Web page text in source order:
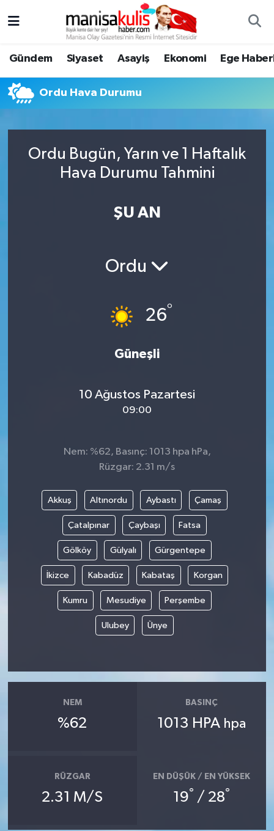
Gündem Siyaset Asayiş Ekonomi Ege
Ordu Hava Durumu
Ordu Bugün, Yarın ve 1 Haftalık
Hava Durumu Tahmini
ŞU AN
Ordu
26°
Güneşli
10 Ağustos Pazartesi
09:00
Nem: %62, Basınç: 1013 hpa hPa,
Rüzgar: 2.31 m/s
Akkuş Altınordu Aybastı Çamaş
Çatalpınar Çaybaşı Fatsa
Gölköy Gülyalı Gürgentepe
İkizce Kabadüz Kabataş Korgan
Kumru Mesudiye Perşembe
Ulubey Ünye
NEM
%62
BASINÇ
1013 HPA hpa
RÜZGAR
2.31 M/S
EN DÜŞÜK / EN YÜKSEK
19° / 28°
Ege Haberleri
Ekonomi
Gündem
Yunusemre Hava Durumu
Yunusemre Trafik Yoğunluk Haritası
Tüm Manşetler